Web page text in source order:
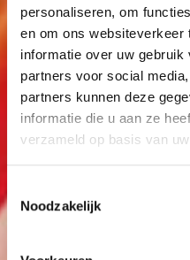
personaliseren, om
en om ons websiteverkeer
informatie over uw
partners voor social
partners kunnen deze
informatie die u aan ze
verzameld op basis van
Noodzakelijk